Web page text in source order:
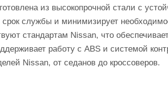
из высокопрочной стали с
срок службы и минимизирует
стандартам Nissan, что
работу с ABS и системой
Nissan, от седанов до кроссоверов.